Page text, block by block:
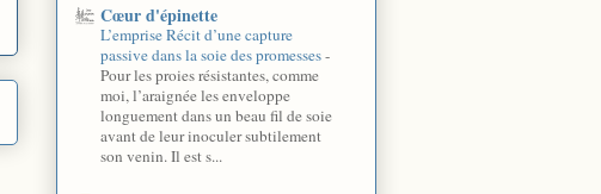
Cœur d'épinette
L’emprise Récit d’une capture
passive dans la soie des promesses-
Pour les proies résistantes, comme
moi, l’araignée les enveloppe
longuement dans un beau fil de soie
avant de leur inoculer subtilement
son venin. Il est s...